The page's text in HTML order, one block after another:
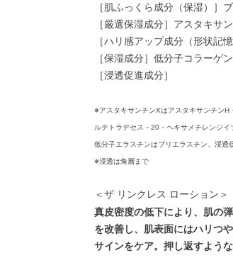
［肌ふっくら成分（保湿）］
［厳選保湿成分］アスタキサ
［ハリ感アップ成分（形状記憶
［保湿成分］低分子コラーゲ
［浸透促進成分］
※アスタキサンチンXはアスタキサンチンH
ルテトラデセス－20・ヘキサメチレンジ
低分子エラスチンはブリエラスチン、浸透
※浸透は角層まで
＜ザ リンクレス ローション＞
真皮密度の低下により、肌の
を改善し、肌表面にはハリつ
サインをケア。押し返すよう